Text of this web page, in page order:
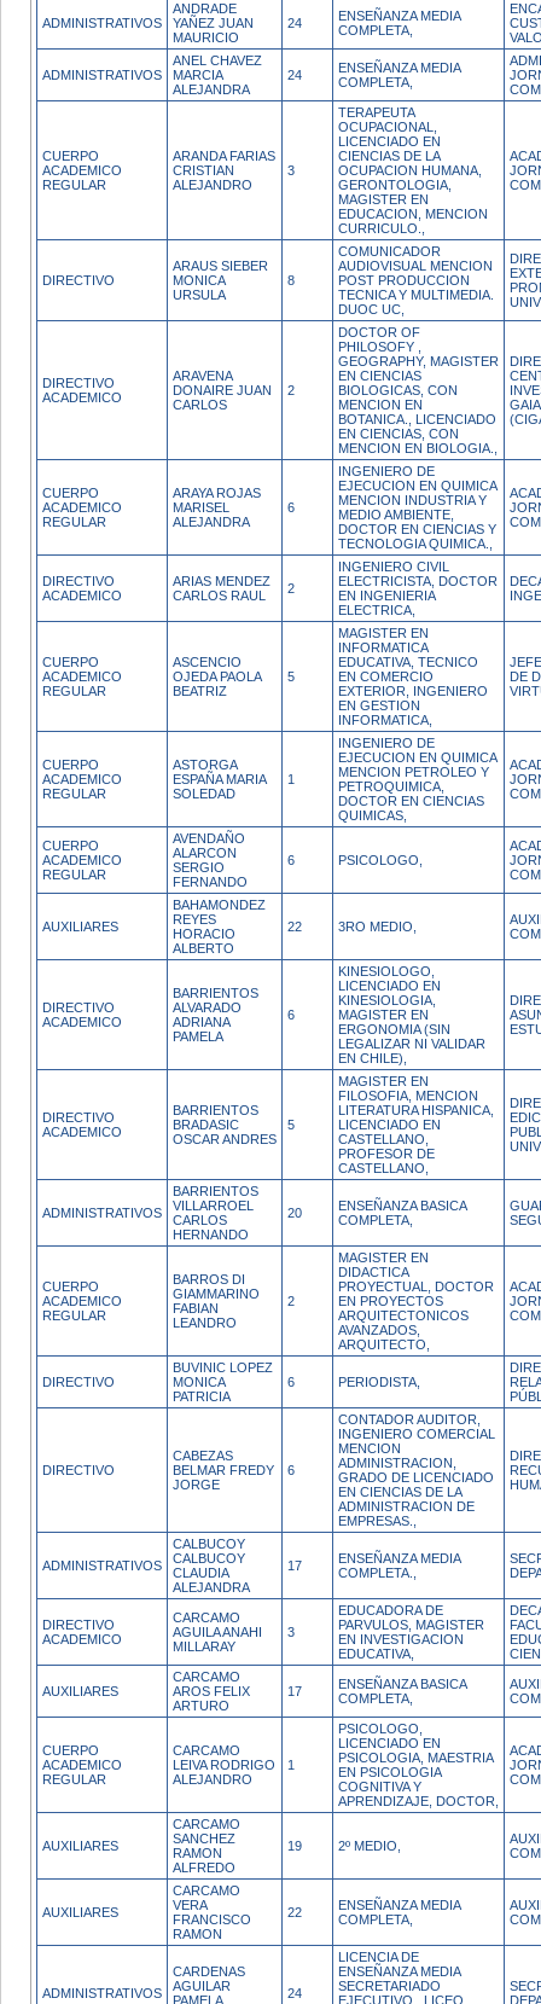
ADMINISTRATIVOS
ANDRADE
YAÑEZ JUAN
MAURICIO
24
ENSEÑANZA MEDIA
COMPLETA,
ADMINISTRATIVOS
ANEL CHAVEZ
MARCIA
ALEJANDRA
24
ENSEÑANZA MEDIA
COMPLETA,
CUERPO
ACADEMICO
REGULAR
ARANDA FARIAS
CRISTIAN
ALEJANDRO
3
TERAPEUTA
OCUPACIONAL,
LICENCIADO EN
CIENCIAS DE LA
OCUPACION HUMANA,
GERONTOLOGIA,
MAGISTER EN
EDUCACION, MENCION
CURRICULO.,
DIRECTIVO
ARAUS SIEBER
MONICA
URSULA
8
COMUNICADOR
AUDIOVISUAL MENCION
POST PRODUCCION
TECNICA Y MULTIMEDIA.
DUOC UC,
DIRECTIVO
ACADEMICO
ARAVENA
DONAIRE JUAN
CARLOS
2
DOCTOR OF
PHILOSOFY ,
GEOGRAPHY, MAGISTER
EN CIENCIAS
BIOLOGICAS, CON
MENCION EN
BOTANICA., LICENCIADO
EN CIENCIAS, CON
MENCION EN BIOLOGIA.,
CUERPO
ACADEMICO
REGULAR
ARAYA ROJAS
MARISEL
ALEJANDRA
6
INGENIERO DE
EJECUCION EN QUIMICA
MENCION INDUSTRIA Y
MEDIO AMBIENTE,
DOCTOR EN CIENCIAS Y
TECNOLOGIA QUIMICA.,
DIRECTIVO
ACADEMICO
ARIAS MENDEZ
CARLOS RAUL
2
INGENIERO CIVIL
ELECTRICISTA, DOCTOR
EN INGENIERIA
ELECTRICA,
CUERPO
ACADEMICO
REGULAR
ASCENCIO
OJEDA PAOLA
BEATRIZ
5
MAGISTER EN
INFORMATICA
EDUCATIVA, TECNICO
EN COMERCIO
EXTERIOR, INGENIERO
EN GESTION
INFORMATICA,
DE
CUERPO
ACADEMICO
REGULAR
ASTORGA
ESPAÑA MARIA
SOLEDAD
1
INGENIERO DE
EJECUCION EN QUIMICA
MENCION PETROLEO Y
PETROQUIMICA,
DOCTOR EN CIENCIAS
QUIMICAS,
CUERPO
ACADEMICO
REGULAR
AVENDAÑO
ALARCON
SERGIO
FERNANDO
6 PSICOLOGO,
AUXILIARES
BAHAMONDEZ
REYES
HORACIO
ALBERTO
22 3RO MEDIO,
DIRECTIVO
ACADEMICO
BARRIENTOS
ALVARADO
ADRIANA
PAMELA
6
KINESIOLOGO,
LICENCIADO EN
KINESIOLOGIA,
MAGISTER EN
ERGONOMIA (SIN
LEGALIZAR NI VALIDAR
EN CHILE),
DIRECTIVO
ACADEMICO
BARRIENTOS
BRADASIC
OSCAR ANDRES
5
MAGISTER EN
FILOSOFIA, MENCION
LITERATURA HISPANICA,
LICENCIADO EN
CASTELLANO,
PROFESOR DE
CASTELLANO,
ADMINISTRATIVOS
BARRIENTOS
VILLARROEL
CARLOS
HERNANDO
20
ENSEÑANZA BASICA
COMPLETA,
CUERPO
ACADEMICO
REGULAR
BARROS DI
GIAMMARINO
FABIAN
LEANDRO
2
MAGISTER EN
DIDACTICA
PROYECTUAL, DOCTOR
EN PROYECTOS
ARQUITECTONICOS
AVANZADOS,
ARQUITECTO,
DIRECTIVO
BUVINIC LOPEZ
MONICA
PATRICIA
6 PERIODISTA,
DIRECTIVO
CABEZAS
BELMAR FREDY
JORGE
6
CONTADOR AUDITOR,
INGENIERO COMERCIAL
MENCION
ADMINISTRACION,
GRADO DE LICENCIADO
EN CIENCIAS DE LA
ADMINISTRACION DE
EMPRESAS.,
ADMINISTRATIVOS
CALBUCOY
CALBUCOY
CLAUDIA
ALEJANDRA
17
ENSEÑANZA MEDIA
COMPLETA.,
DIRECTIVO
ACADEMICO
CARCAMO
AGUILA ANAHI
MILLARAY
3
EDUCADORA DE
PARVULOS, MAGISTER
EN INVESTIGACION
EDUCATIVA,
AUXILIARES
CARCAMO
AROS FELIX
ARTURO
17
ENSEÑANZA BASICA
COMPLETA,
CUERPO
ACADEMICO
REGULAR
CARCAMO
LEIVA RODRIGO
ALEJANDRO
1
PSICOLOGO,
LICENCIADO EN
PSICOLOGIA, MAESTRIA
EN PSICOLOGIA
COGNITIVA Y
APRENDIZAJE, DOCTOR,
AUXILIARES
CARCAMO
SANCHEZ
RAMON
ALFREDO
19 2º MEDIO,
AUXILIARES
CARCAMO
VERA
FRANCISCO
RAMON
22
ENSEÑANZA MEDIA
COMPLETA,
ADMINISTRATIVOS
CARDENAS
AGUILAR
PAMELA
24
LICENCIA DE
ENSEÑANZA MEDIA
SECRETARIADO
EJECUTIVO , LICEO